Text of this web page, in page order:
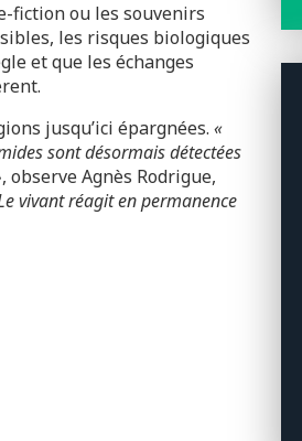
fiction ou les souvenirs
les risques biologiques
et que les échanges
jusqu’ici épargnées. «
sont désormais détectées
, observe Agnès Rodrigue,
vivant réagit en permanence